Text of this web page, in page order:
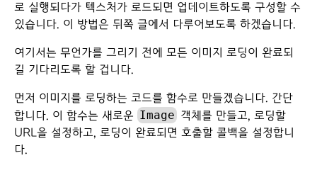
로 실행되다가 텍스처가 로드되면 업데이트하도록 구성할 수
있습니다. 이 방법은 뒤쪽 글에서 다루어보도록 하겠습니다.
여기서는 무언가를 그리기 전에 모든 이미지 로딩이 완료되
길 기다리도록 할 겁니다.
먼저 이미지를 로딩하는 코드를 함수로 만들겠습니다. 간단
합니다. 이 함수는 새로운 Image 객체를 만들고, 로딩할
URL을 설정하고, 로딩이 완료되면 호출할 콜백을 설정합니
다.